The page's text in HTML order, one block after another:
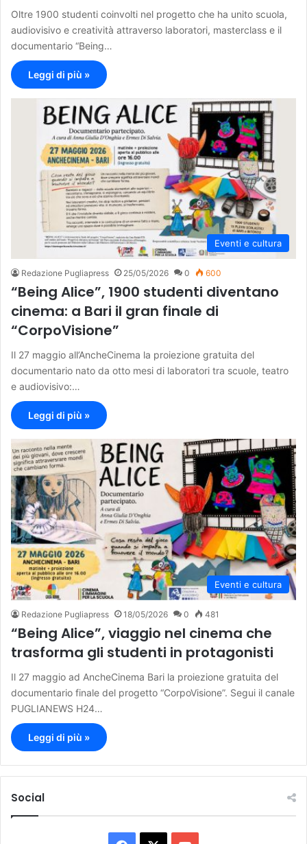
Oltre 1900 studenti coinvolti nel progetto che ha unito scuola,
audiovisivo e creatività attraverso laboratori, masterclass e il
documentario “Being…
Leggi di più »
Eventi e cultura
Redazione Pugliapress 25/05/2026 0 600
“Being Alice”, 1900 studenti diventano
cinema: a Bari il gran finale di
“CorpoVisione”
Il 27 maggio all’AncheCinema la proiezione gratuita del
documentario nato da otto mesi di laboratori tra scuole, teatro
e audiovisivo:…
Leggi di più »
Eventi e cultura
Redazione Pugliapress 18/05/2026 0 481
“Being Alice”, viaggio nel cinema che
trasforma gli studenti in protagonisti
Il 27 maggio ad AncheCinema Bari la proiezione gratuita del
documentario finale del progetto “CorpoVisione”. Segui il canale
PUGLIANEWS H24…
Leggi di più »
Social